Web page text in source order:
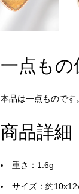
一点もの
本品は一点ものです
商品詳細
重さ：1.6g
サイズ：約